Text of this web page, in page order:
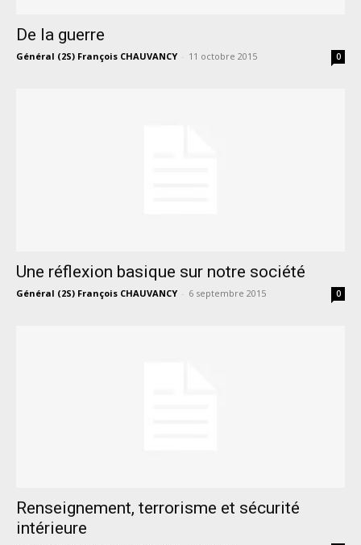
De la guerre
Général (2S) François CHAUVANCY - 11 octobre 2015 0
Une réflexion basique sur notre société
Général (2S) François CHAUVANCY - 6 septembre 2015 0
Renseignement, terrorisme et sécurité
intérieure